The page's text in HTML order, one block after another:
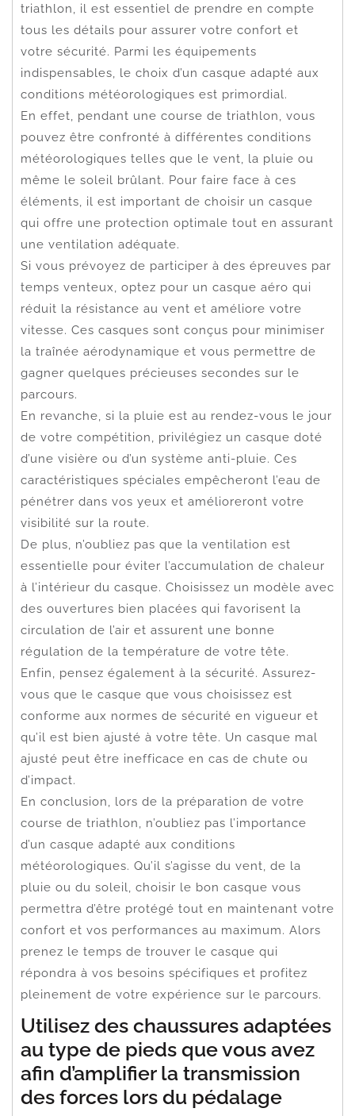
triathlon, il est essentiel de prendre en compte
tous les détails pour assurer votre confort et
votre sécurité. Parmi les équipements
indispensables, le choix d’un casque adapté aux
conditions météorologiques est primordial.
En effet, pendant une course de triathlon, vous
pouvez être confronté à différentes conditions
météorologiques telles que le vent, la pluie ou
même le soleil brûlant. Pour faire face à ces
éléments, il est important de choisir un casque
qui offre une protection optimale tout en assurant
une ventilation adéquate.
Si vous prévoyez de participer à des épreuves par
temps venteux, optez pour un casque aéro qui
réduit la résistance au vent et améliore votre
vitesse. Ces casques sont conçus pour minimiser
la traînée aérodynamique et vous permettre de
gagner quelques précieuses secondes sur le
parcours.
En revanche, si la pluie est au rendez-vous le jour
de votre compétition, privilégiez un casque doté
d’une visière ou d’un système anti-pluie. Ces
caractéristiques spéciales empêcheront l’eau de
pénétrer dans vos yeux et amélioreront votre
visibilité sur la route.
De plus, n’oubliez pas que la ventilation est
essentielle pour éviter l’accumulation de chaleur
à l’intérieur du casque. Choisissez un modèle avec
des ouvertures bien placées qui favorisent la
circulation de l’air et assurent une bonne
régulation de la température de votre tête.
Enfin, pensez également à la sécurité. Assurez-
vous que le casque que vous choisissez est
conforme aux normes de sécurité en vigueur et
qu’il est bien ajusté à votre tête. Un casque mal
ajusté peut être inefficace en cas de chute ou
d’impact.
En conclusion, lors de la préparation de votre
course de triathlon, n’oubliez pas l’importance
d’un casque adapté aux conditions
météorologiques. Qu’il s’agisse du vent, de la
pluie ou du soleil, choisir le bon casque vous
permettra d’être protégé tout en maintenant votre
confort et vos performances au maximum. Alors
prenez le temps de trouver le casque qui
répondra à vos besoins spécifiques et profitez
pleinement de votre expérience sur le parcours.
Utilisez des chaussures adaptées
au type de pieds que vous avez
afin d’amplifier la transmission
des forces lors du pédalage